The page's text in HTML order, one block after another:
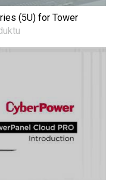
(5U) for Tower